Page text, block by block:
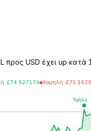
προς USD έχει up
: £74.927176 Χαμηλή: £